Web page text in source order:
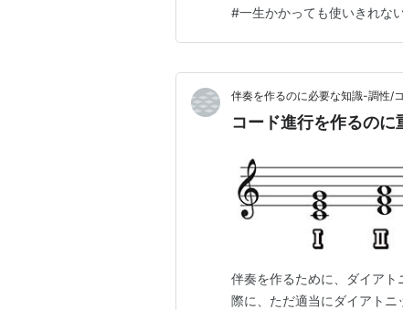
#一生かかっても使いきれな
伴奏を作るのに必要な知識-調性/
コード進行を作るの
伴奏を作るために、ダイア
際に、ただ適当にダイアト